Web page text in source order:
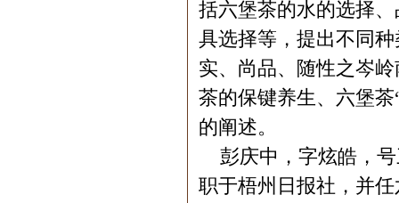
括六堡茶的水的选择
具选择等，提出不同
实、尚品、随性之岑
茶的保键养生、六堡
的阐述。
彭庆中，字炫皓，号
职于梧州日报社，并